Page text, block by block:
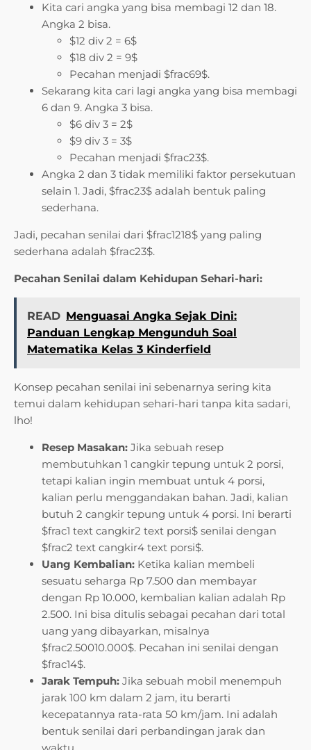
Kita cari angka yang bisa membagi 12 dan 18.
Angka 2 bisa.
$12 div 2 = 6$
$18 div 2 = 9$
Pecahan menjadi $frac69$.
Sekarang kita cari lagi angka yang bisa membagi
6 dan 9. Angka 3 bisa.
$6 div 3 = 2$
$9 div 3 = 3$
Pecahan menjadi $frac23$.
Angka 2 dan 3 tidak memiliki faktor persekutuan
selain 1. Jadi, $frac23$ adalah bentuk paling
sederhana.
Jadi, pecahan senilai dari $frac1218$ yang paling
sederhana adalah $frac23$.
Pecahan Senilai dalam Kehidupan Sehari-hari:
READ Menguasai Angka Sejak Dini:
Panduan Lengkap Mengunduh Soal
Matematika Kelas 3 Kinderfield
Konsep pecahan senilai ini sebenarnya sering kita
temui dalam kehidupan sehari-hari tanpa kita sadari,
lho!
Resep Masakan: Jika sebuah resep
membutuhkan 1 cangkir tepung untuk 2 porsi,
tetapi kalian ingin membuat untuk 4 porsi,
kalian perlu menggandakan bahan. Jadi, kalian
butuh 2 cangkir tepung untuk 4 porsi. Ini berarti
$frac1 text cangkir2 text porsi$ senilai dengan
$frac2 text cangkir4 text porsi$.
Uang Kembalian: Ketika kalian membeli
sesuatu seharga Rp 7.500 dan membayar
dengan Rp 10.000, kembalian kalian adalah Rp
2.500. Ini bisa ditulis sebagai pecahan dari total
uang yang dibayarkan, misalnya
$frac2.50010.000$. Pecahan ini senilai dengan
$frac14$.
Jarak Tempuh: Jika sebuah mobil menempuh
jarak 100 km dalam 2 jam, itu berarti
kecepatannya rata-rata 50 km/jam. Ini adalah
bentuk senilai dari perbandingan jarak dan